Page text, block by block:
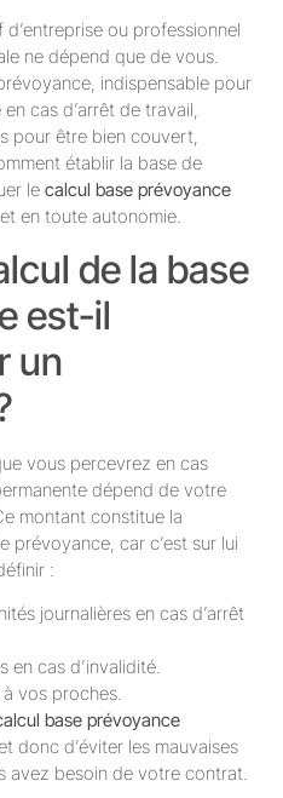
ou professionnel
ne dépend que de vous.
indispensable pour
cas d’arrêt de travail,
pour être bien couvert,
établir la base de
le calcul base prévoyance
en toute autonomie.
de la base
est-il
un
vous percevrez en cas
dépend de votre
montant constitue la
car c’est sur lui
:
journalières en cas d’arrêt
en cas d’invalidité.
vos proches.
base prévoyance
donc d’éviter les mauvaises
avez besoin de votre contrat.